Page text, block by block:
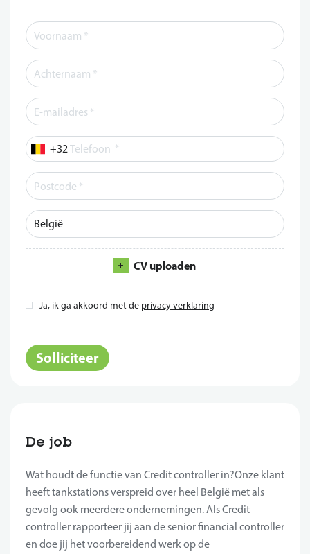
Telefoon *
CV uploaden
Ja, ik ga akkoord met de privacy verklaring
Solliciteer
De job
Wat houdt de functie van Credit controller in?Onze klant
heeft tankstations verspreid over heel België met als
gevolg ook meerdere ondernemingen. Als Credit
controller rapporteer jij aan de senior financial controller
en doe jij het voorbereidend werk op de